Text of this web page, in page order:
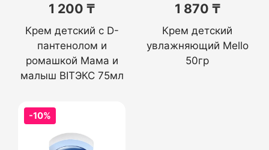
1 200 ₸
Крем детский с D-
пантенолом и
ромашкой Мама и
малыш BITЭКС 75мл
1 870 ₸
Крем детский
увлажняющий Mello
50гр
-10%